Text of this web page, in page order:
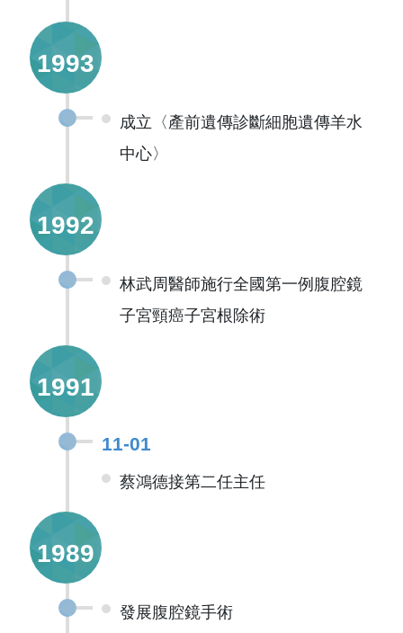
1993
成立〈產前遺傳診斷細胞遺傳羊水
中心〉
1992
林武周醫師施行全國第一例腹腔鏡
子宮頸癌子宮根除術
1991
11-01
蔡鴻德接第二任主任
1989
發展腹腔鏡手術